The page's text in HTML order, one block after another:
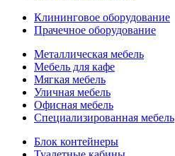
Клининговое оборудование
Прачечное оборудование
Металлическая мебель
Мебель для кафе
Мягкая мебель
Уличная мебель
Офисная мебель
Специализированная мебель
Блок контейнеры